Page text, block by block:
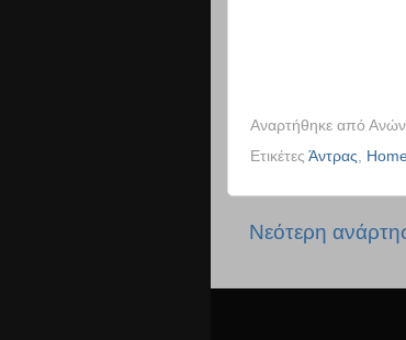
Αναρτήθηκε από
Ετικέτες Άντρας
Νεότερη